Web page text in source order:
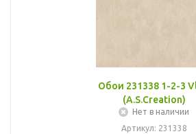
Обои 231338 1-2-3
(A.S.Creation)
Нет в наличии
Артикул: 231338